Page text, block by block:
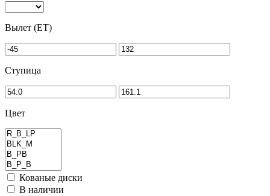
Вылет (ET)
Ступица
Цвет
Кованые диски
В наличии